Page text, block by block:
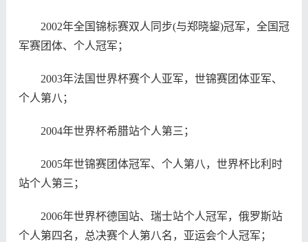
2002年全国锦标赛双人同步(与郑晓鋆)冠军，全国冠
军赛团体、个人冠军；
2003年法国世界杯赛个人亚军，世锦赛团体亚军、
个人第八；
2004年世界杯希腊站个人第三；
2005年世锦赛团体冠军、个人第八，世界杯比利时
站个人第三；
2006年世界杯德国站、瑞士站个人冠军，俄罗斯站
个人第四名，总决赛个人第八名，亚运会个人冠军；